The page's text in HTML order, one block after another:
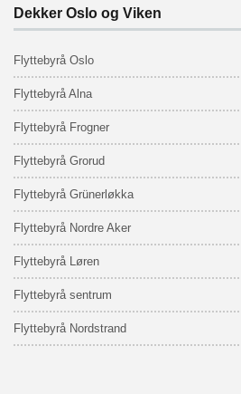
Dekker Oslo og Viken
Flyttebyrå Oslo
Flyttebyrå Alna
Flyttebyrå Frogner
Flyttebyrå Grorud
Flyttebyrå Grünerløkka
Flyttebyrå Nordre Aker
Flyttebyrå Løren
Flyttebyrå sentrum
Flyttebyrå Nordstrand